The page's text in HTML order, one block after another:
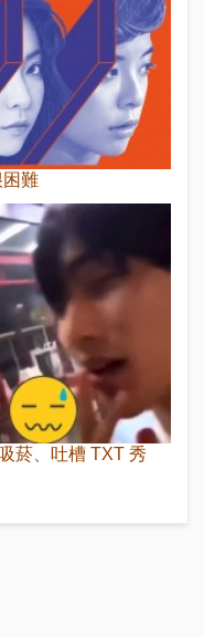
困難
菸、吐槽 TXT 秀